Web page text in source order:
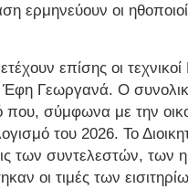
ερμηνεύουν οι ηθοποιοί
επίσης οι
Γεωργανά. Ο
σύμφωνα με την
του 2026. Το
των συντελεστών, των
οι τιμές των